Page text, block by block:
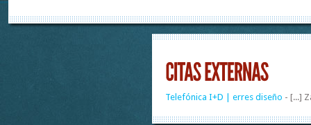
Telefónica I+D | erres diseño - [...]